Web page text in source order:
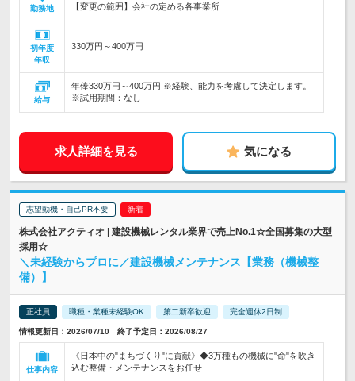
勤務地
【変更の範囲】会社の定める各事業所
初年度
年収
330万円～400万円
給与
年俸330万円～400万円 ※経験、能力を考慮して決定します。
※試用期間：なし
求人詳細を見る 気になる
志望動機・自己PR不要
株式会社アクティオ | 建設機械レンタル業界で売上No.1☆全国募集の大型
採用☆
＼未経験からプロに／建設機械メンテナンス【業務（機械整
備）】
正社員 職種・業種未経験OK 第二新卒歓迎 完全週休2日制
情報更新日：2026/07/10 終了予定日：2026/08/27
仕事内容
《日本中の"まちづくり"に貢献》◆3万種もの機械に"命"を吹き
込む整備・メンテナンスをお任せ